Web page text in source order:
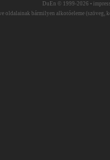
DuEn © 1999-2026 •
oldalainak bármilyen alkotóeleme (szöveg,